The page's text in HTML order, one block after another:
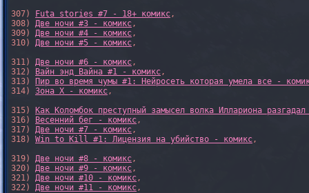
307)
Futa stories #7 - 18+ комикс,
308) Две ночи #3 - комикс,
309) Две ночи #4 - комикс,
310) Две ночи #5 - комикс,
311) Две ночи #6 - комикс,
312)
Вайн энд Вайна #1 - комикс,
313)
Пир во время чумы #1: Нейросеть которая умела все -
314) Зона X - комикс,
315)
Как Коломбок преступный замысел волка Иллариона
316)
Весенний бег - комикс,
317) Две ночи #7 - комикс,
318) Win to Kill #1: Лицензия на убийство - комикс,
319) Две ночи #8 - комикс,
320) Две ночи #9 - комикс,
321) Две ночи #10 - комикс,
322) Две ночи #11 - комикс,